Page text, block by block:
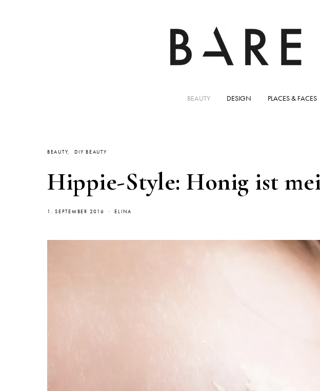
BEAUTY DESIGN PLACES & FACES
BEAUTY DIY BEAUTY
Hippie-Style: Honig ist
1. SEPTEMBER 2016 ELINA